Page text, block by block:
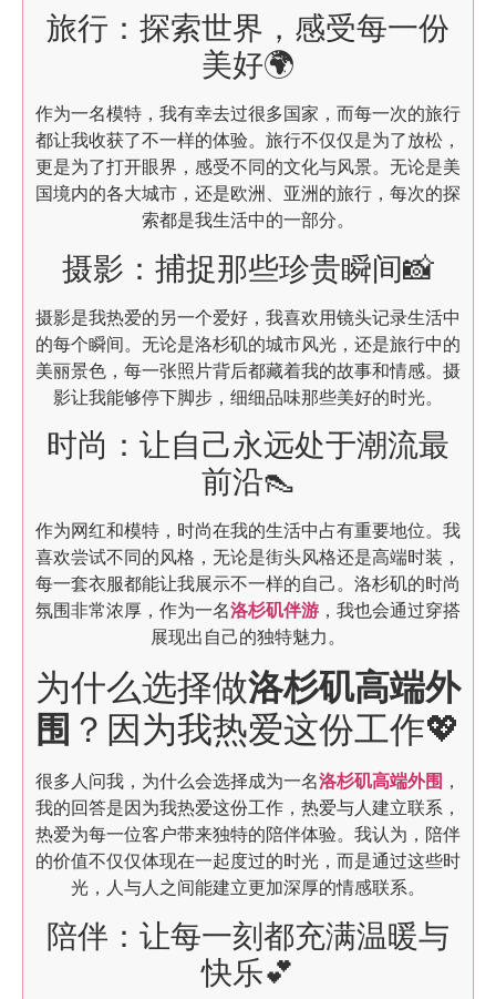
旅行：探索世界，感受每一份
美好🌍
作为一名模特，我有幸去过很多国家，而每一次的旅行
都让我收获了不一样的体验。旅行不仅仅是为了放松，
更是为了打开眼界，感受不同的文化与风景。无论是美
国境内的各大城市，还是欧洲、亚洲的旅行，每次的探
索都是我生活中的一部分。
摄影：捕捉那些珍贵瞬间📸
摄影是我热爱的另一个爱好，我喜欢用镜头记录生活中
的每个瞬间。无论是洛杉矶的城市风光，还是旅行中的
美丽景色，每一张照片背后都藏着我的故事和情感。摄
影让我能够停下脚步，细细品味那些美好的时光。
时尚：让自己永远处于潮流最
前沿👠
作为网红和模特，时尚在我的生活中占有重要地位。我
喜欢尝试不同的风格，无论是街头风格还是高端时装，
每一套衣服都能让我展示不一样的自己。洛杉矶的时尚
氛围非常浓厚，作为一名洛杉矶伴游 ，我也会通过穿搭
展现出自己的独特魅力。
为什么选择做洛杉矶高端外
围 ？因为我热爱这份工作💖
很多人问我，为什么会选择成为一名洛杉矶高端外围 ，
我的回答是因为我热爱这份工作，热爱与人建立联系，
热爱为每一位客户带来独特的陪伴体验。我认为，陪伴
的价值不仅仅体现在一起度过的时光，而是通过这些时
光，人与人之间能建立更加深厚的情感联系。
陪伴：让每一刻都充满温暖与
快乐💕